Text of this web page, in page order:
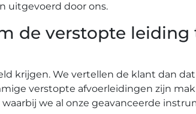
uitgevoerd door ons.
de verstopte
krijgen. We vertellen de klant dan
verstopte afvoerleidingen zijn
we al onze geavanceerde